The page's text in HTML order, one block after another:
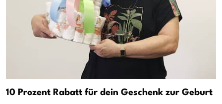
10 Prozent Rabatt für dein Geschenk zur Geburt